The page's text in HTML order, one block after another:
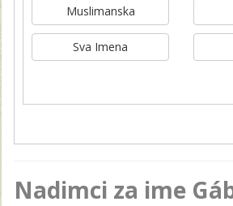
Muslimanska
Sva Imena
Nadimci za ime